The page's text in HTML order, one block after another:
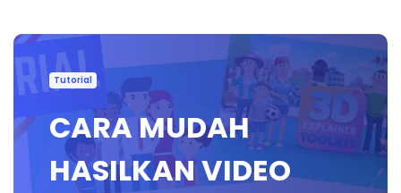
Tutorial
CARA MUDAH
HASILKAN VIDEO